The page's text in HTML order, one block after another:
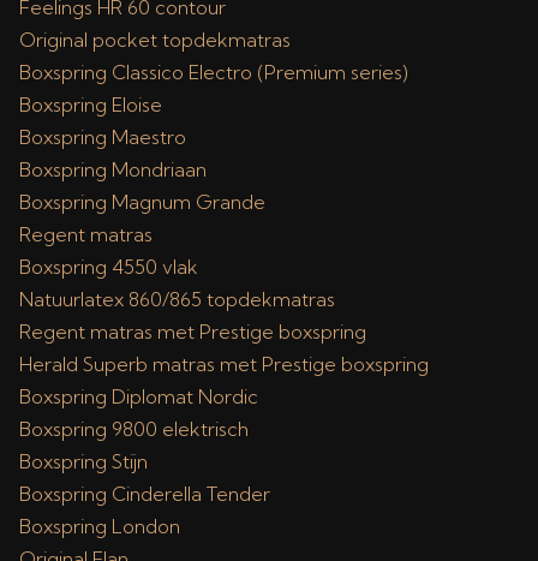
Feelings HR 60 contour
Original pocket topdekmatras
Boxspring Classico Electro (Premium series)
Boxspring Eloise
Boxspring Maestro
Boxspring Mondriaan
Boxspring Magnum Grande
Regent matras
Boxspring 4550 vlak
Natuurlatex 860/865 topdekmatras
Regent matras met Prestige boxspring
Herald Superb matras met Prestige boxspring
Boxspring Diplomat Nordic
Boxspring 9800 elektrisch
Boxspring Stijn
Boxspring Cinderella Tender
Boxspring London